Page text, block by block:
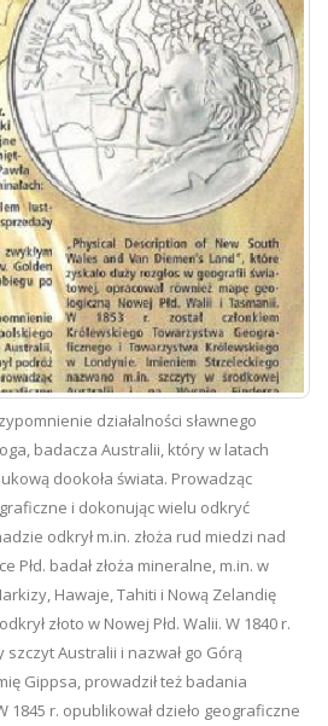
działalności sławnego
badacza Australii, który w latach
dookoła świata. Prowadząc
i dokonując wielu odkryć
odkrył m.in. złoża rud miedzi nad
Płd. badał złoża mineralne, m.in. w
Hawaje, Tahiti i Nową Zelandię
złoto w Nowej Płd. Walii. W 1840 r.
Australii i nazwał go Górą
Gippsa, prowadził też badania
1845 r. opublikował dzieło geograficzne